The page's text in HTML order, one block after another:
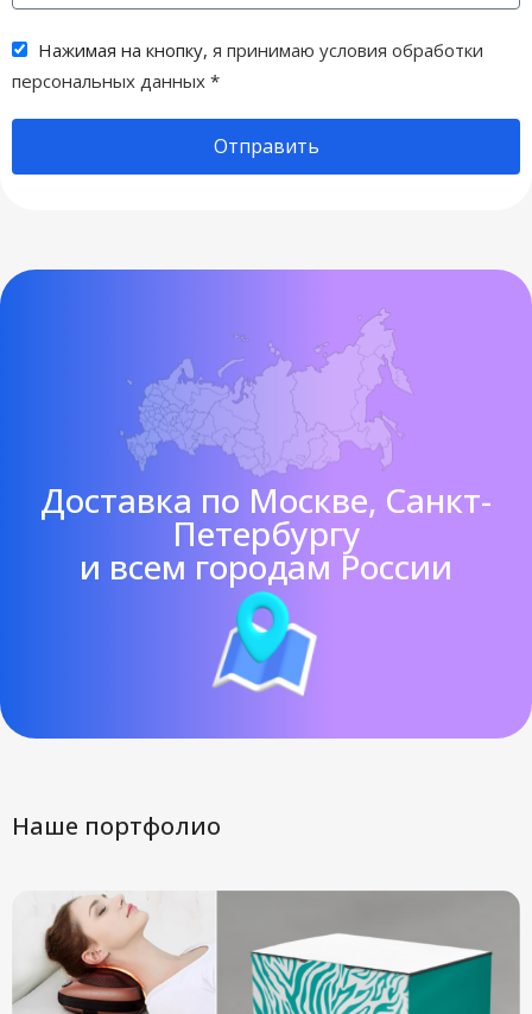
Нажимая на кнопку, я принимаю условия обработки
персональных данных *
Отправить
Доставка по Москве, Санкт-
Петербургу
и всем городам России
Наше портфолио